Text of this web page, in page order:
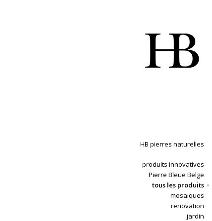
HB pierres naturelles
produits innovatives
Pierre Bleue Belge
tous les produits
mosaiques
renovation
jardin